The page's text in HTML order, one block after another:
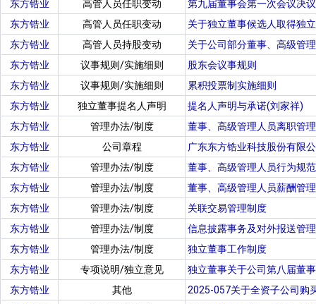
东方锆业
高管人员任职变动
第九届董事会第一次会议决
东方锆业
高管人员任职变动
关于独立董事候选人取得独
东方锆业
高管人员持股变动
关于公司部分董事、高级管
东方锆业
议事规则/实施细则
股东会议事规则
东方锆业
议事规则/实施细则
累积投票制实施细则
东方锆业
独立董事提名人声明
提名人声明与承诺(刘家祥)
东方锆业
管理办法/制度
董事、高级管理人员离职管
东方锆业
公司章程
广东东方锆业科技股份有限
东方锆业
管理办法/制度
董事、高级管理人员行为规范
东方锆业
管理办法/制度
董事、高级管理人员薪酬管
东方锆业
管理办法/制度
关联交易管理制度
东方锆业
管理办法/制度
信息披露事务及对外报送管
东方锆业
管理办法/制度
独立董事工作制度
东方锆业
专项说明/独立意见
独立董事关于公司第八届董
东方锆业
其他
2025-057关于全资子公司购